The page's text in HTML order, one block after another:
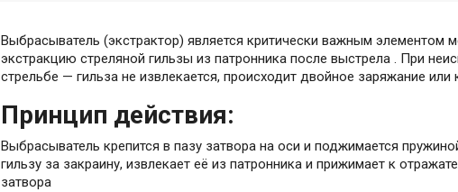
Выбрасыватель (экстрактор) является критически важным
экстракцию стреляной гильзы из патронника после выстрела . При
стрельбе — гильза не извлекается, происходит двойное заряжание или
Принцип действия:
Выбрасыватель крепится в пазу затвора на оси и поджимается
гильзу за закраину, извлекает её из патронника и прижимает к
затвора